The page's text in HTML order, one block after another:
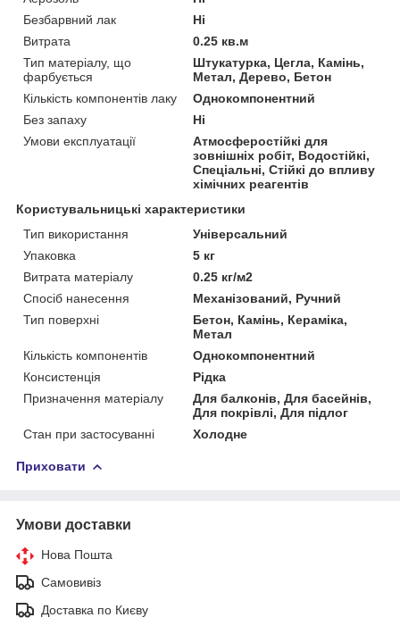
Безбарвний лак
Ні
Витрата
0.25 кв.м
Тип матеріалу, що
фарбується
Штукатурка, Цегла, Камінь,
Метал, Дерево, Бетон
Кількість компонентів лаку
Однокомпонентний
Без запаху
Ні
Умови експлуатації
Атмосферостійкі для
зовнішніх робіт, Водостійкі,
Спеціальні, Стійкі до впливу
хімічних реагентів
Користувальницькі характеристики
Тип використання
Універсальний
Упаковка
5 кг
Витрата матеріалу
0.25 кг/м2
Спосіб нанесення
Механізований, Ручний
Тип поверхні
Бетон, Камінь, Кераміка,
Метал
Кількість компонентів
Однокомпонентний
Консистенція
Рідка
Призначення матеріалу
Для балконів, Для басейнів,
Для покрівлі, Для підлог
Стан при застосуванні
Холодне
Приховати
Умови доставки
Нова Пошта
Самовивіз
Доставка по Києву